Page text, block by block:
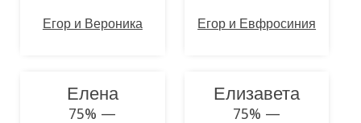
Егор и Вероника Егор и Евфросиния
Елена
75% —
Елизавета
75% —